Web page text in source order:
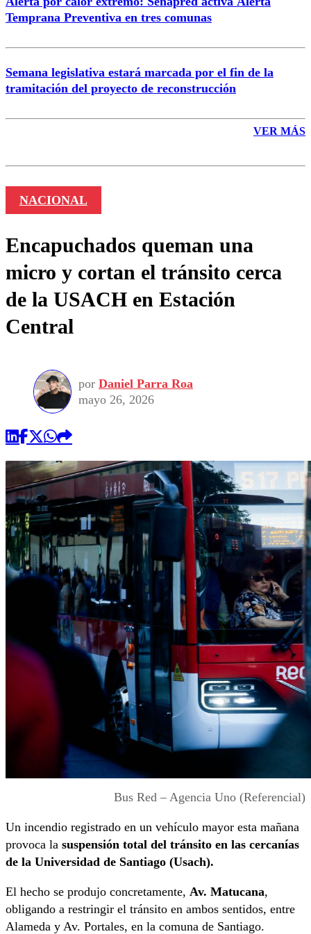
Temprana Preventiva en tres comunas
Semana legislativa estará marcada por el fin de la
tramitación del proyecto de reconstrucción
VER MÁS
NACIONAL
Encapuchados queman una
micro y cortan el tránsito cerca
de la USACH en Estación
Central
por Daniel Parra Roa
mayo 26, 2026
Bus Red – Agencia Uno (Referencial)
Un incendio registrado en un vehículo mayor esta mañana
provoca la suspensión total del tránsito en las cercanías
de la Universidad de Santiago (Usach).
El hecho se produjo concretamente, Av. Matucana,
obligando a restringir el tránsito en ambos sentidos, entre
Alameda y Av. Portales, en la comuna de Santiago.